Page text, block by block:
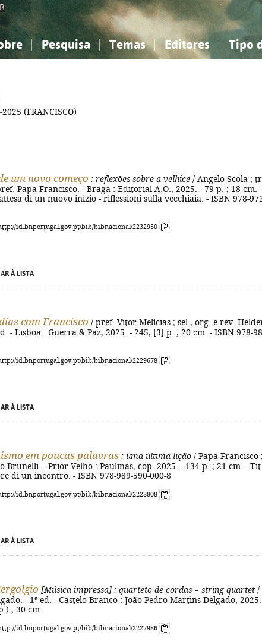
Pesquisa Temas
sociais...
desporto...
Editores Tipo
sociais...
desporto...
(FRANCISCO)
um novo começo : reflexões sobre a velhice / Angelo Scola ;
Papa Francisco. - Braga : Editorial A.O., 2025. - 79 p. ; 18 cm. -
di un nuovo inizio - riflessioni sulla vecchiaia. - ISBN 978-
id.bnportugal.gov.pt/bib/bibnacional/2232950
À LISTA
com Francisco / pref. Vítor Melícias ; sel., org. e rev.
- Lisboa : Guerra & Paz, 2025. - 245, [3] p. ; 20 cm. - ISBN 978-
id.bnportugal.gov.pt/bib/bibnacional/2229678
À LISTA
em poucas palavras : uma última lição / Papa Francisco ;
Brunelli. - Prior Velho : Paulinas, cop. 2025. - 134 p. ; 21 cm. - Tít.
di un incontro. - ISBN 978-989-590-000-8
id.bnportugal.gov.pt/bib/bibnacional/2228808
À LISTA
[Música impressa] : quarteto de cordas = string quartet/
- 1ª ed. - Castelo Branco : João Pedro Martins Delgado, 2025.
; 30 cm
id.bnportugal.gov.pt/bib/bibnacional/2227986